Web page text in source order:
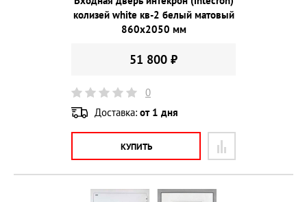
колизей white кв-2 белый матовый
860х2050 мм
51 800 ₽
0
Доставка: от 1 дня
КУПИТЬ